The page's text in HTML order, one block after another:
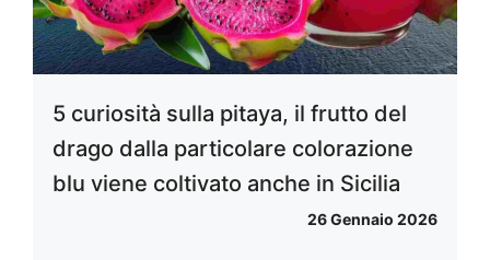
5 curiosità sulla pitaya, il frutto del
drago dalla particolare colorazione
blu viene coltivato anche in Sicilia
26 Gennaio 2026